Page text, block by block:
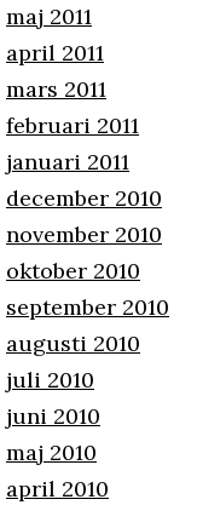
maj 2011
april 2011
mars 2011
februari 2011
januari 2011
december 2010
november 2010
oktober 2010
september 2010
augusti 2010
juli 2010
juni 2010
maj 2010
april 2010